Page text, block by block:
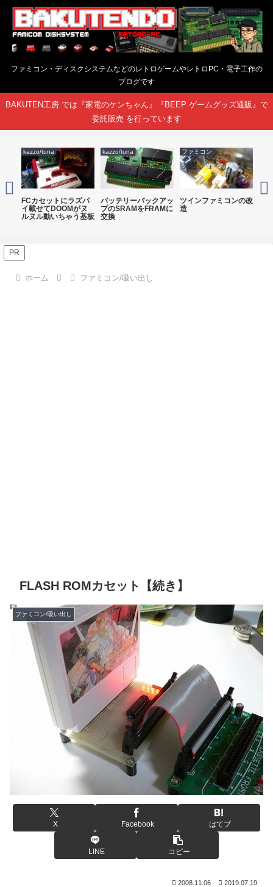
ファミコン・ディスクシステムなどのレトロゲームやレトロPC・電子工作の
ブログです
BAKUTEN工房 では『家電のケンちゃん』『BEEP ゲームグッズ通販』で
委託販売 を行っています
kazzo/tuna
FCカセットにラズパ
イ載せてDOOMがヌ
ルヌル動いちゃう基板
kazzo/tuna
バッテリーバックアッ
プのSRAMをFRAMに
交換
ファミコン
ツインファミコンの改
造
PR
ホーム ファミコン/吸い出し
FLASH ROMカセット【続き】
ファミコン/吸い出し
X Facebook はてブ
LINE コピー
2008.11.06 2019.07.19